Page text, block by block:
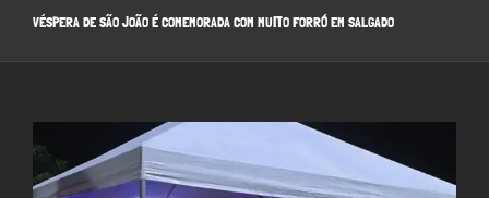
VÉSPERA DE SÃO JOÃO É COMEMORADA COM MUITO FORRÓ EM SALGADO
Larger
Image